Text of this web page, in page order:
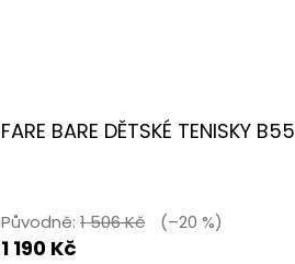
FARE BARE DĚTSKÉ TENISKY
Původně: 1 506 Kč (–20 %)
1 190 Kč